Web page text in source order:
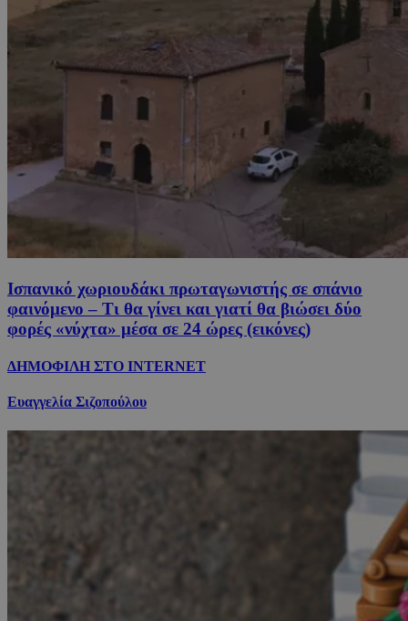
Ισπανικό χωριουδάκι πρωταγωνιστής σε σπάνιο
φαινόμενο – Τι θα γίνει και γιατί θα βιώσει δύο
φορές «νύχτα» μέσα σε 24 ώρες (εικόνες)
ΔΗΜΟΦΙΛΗ ΣΤΟ INTERNET
Ευαγγελία Σιζοπούλου